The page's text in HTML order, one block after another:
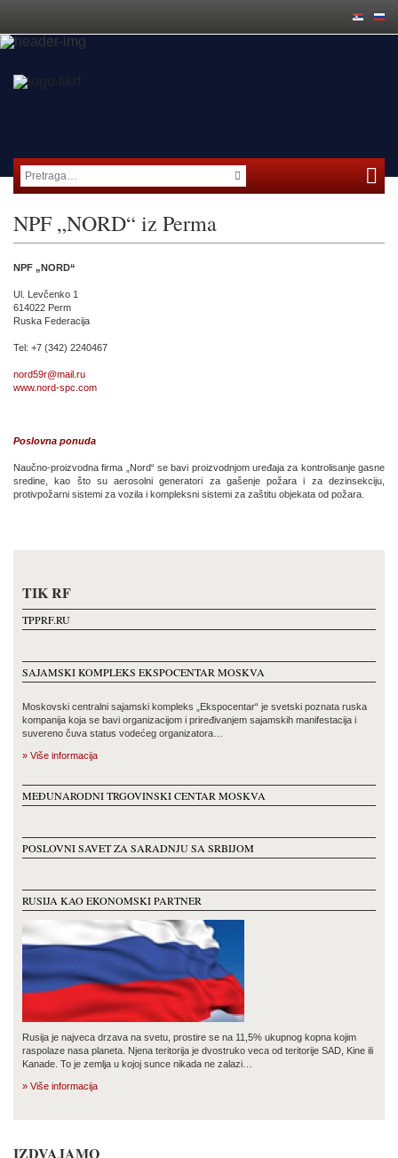
NPF „NORD“ iz Perma
NPF „NORD“
Ul. Levčenko 1
614022 Perm
Ruska Federacija
Tel: +7 (342) 2240467
nord59r@mail.ru
www.nord-spc.com
Poslovna ponuda
Naučno-proizvodna firma „Nord“ se bavi proizvodnjom uređaja za kontrolisanje gasne
sredine, kao što su aerosolni generatori za gašenje požara i za dezinsekciju,
protivpožarni sistemi za vozila i kompleksni sistemi za zaštitu objekata od požara.
TIK RF
TPPRF.RU
SAJAMSKI KOMPLEKS EKSPOCENTAR MOSKVA
Moskovski centralni sajamski kompleks „Ekspocentar“ je svetski poznata ruska
kompanija koja se bavi organizacijom i priređivanjem sajamskih manifestacija i
suvereno čuva status vodećeg organizatora…
» Više informacija
MEĐUNARODNI TRGOVINSKI CENTAR MOSKVA
POSLOVNI SAVET ZA SARADNJU SA SRBIJOM
RUSIJA KAO EKONOMSKI PARTNER
Rusija je najveca drzava na svetu, prostire se na 11,5% ukupnog kopna kojim
raspolaze nasa planeta. Njena teritorija je dvostruko veca od teritorije SAD, Kine ili
Kanade. To je zemlja u kojoj sunce nikada ne zalazi…
» Više informacija
IZDVAJAMO